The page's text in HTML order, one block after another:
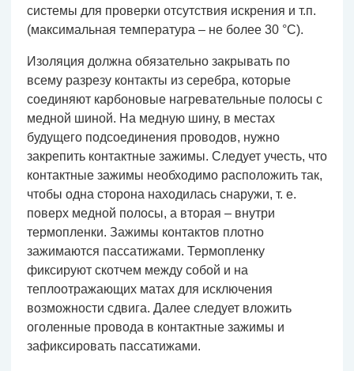
системы для проверки отсутствия искрения и т.п.
(максимальная температура – не более 30 °С).
Изоляция должна обязательно закрывать по
всему разрезу контакты из серебра, которые
соединяют карбоновые нагревательные полосы с
медной шиной. На медную шину, в местах
будущего подсоединения проводов, нужно
закрепить контактные зажимы. Следует учесть, что
контактные зажимы необходимо расположить так,
чтобы одна сторона находилась снаружи, т. е.
поверх медной полосы, а вторая – внутри
термопленки. Зажимы контактов плотно
зажимаются пассатижами. Термопленку
фиксируют скотчем между собой и на
теплоотражающих матах для исключения
возможности сдвига. Далее следует вложить
оголенные провода в контактные зажимы и
зафиксировать пассатижами.